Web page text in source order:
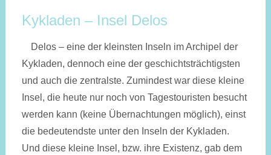
Kykladen – Insel Delos
Delos – eine der kleinsten Inseln im Archipel der
Kykladen, dennoch eine der ge­schichts­trächtigsten
und auch die zentralste. Zumindest war diese kleine
Insel, die heute nur noch von Tages­touristen besucht
werden kann (keine Über­nachtungen möglich), einst
die bedeutendste unter den Inseln der Kykladen.
Und diese kleine Insel, bzw. ihre Existenz, gab dem